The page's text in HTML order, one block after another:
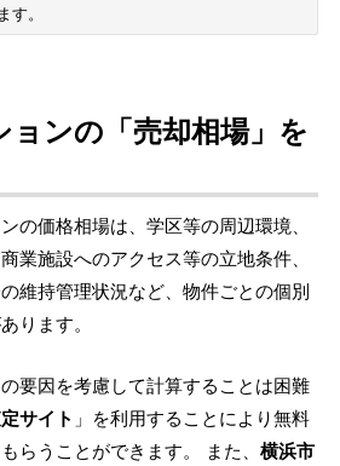
。
ョンの「売却相場」を
の価格相場は、学区等の周辺環境、
業施設へのアクセス等の立地条件、
維持管理状況など、物件ごとの個別
ります。
要因を考慮して計算することは困難
サイト 」を利用することにより無料
らうことができます。 また、 横浜市